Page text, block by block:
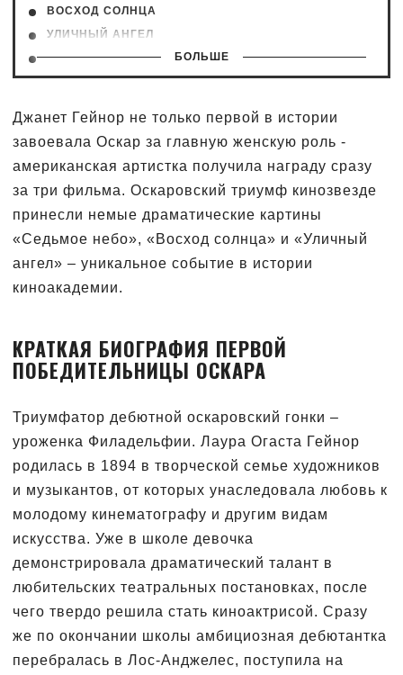
ВОСХОД СОЛНЦА
УЛИЧНЫЙ АНГЕЛ
ЗВЕЗДА РОДИЛАСЬ
ФОТО ДЖАНЕТ ГЕЙНОР
БОЛЬШЕ
Джанет Гейнор не только первой в истории
завоевала Оскар за главную женскую роль -
американская артистка получила награду сразу
за три фильма. Оскаровский триумф кинозвезде
принесли немые драматические картины
«Седьмое небо», «Восход солнца» и «Уличный
ангел» – уникальное событие в истории
киноакадемии.
КРАТКАЯ БИОГРАФИЯ ПЕРВОЙ
ПОБЕДИТЕЛЬНИЦЫ ОСКАРА
Триумфатор дебютной оскаровский гонки –
уроженка Филадельфии. Лаура Огаста Гейнор
родилась в 1894 в творческой семье художников
и музыкантов, от которых унаследовала любовь к
молодому кинематографу и другим видам
искусства. Уже в школе девочка
демонстрировала драматический талант в
любительских театральных постановках, после
чего твердо решила стать киноактрисой. Сразу
же по окончании школы амбициозная дебютантка
перебралась в Лос-Анджелес, поступила на